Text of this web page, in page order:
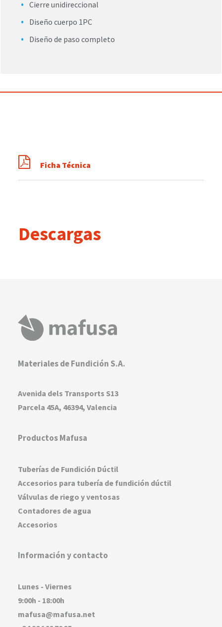
Cierre unidireccional
Diseño cuerpo 1PC
Diseño de paso completo
Descargas
Ficha Técnica
Materiales de Fundición S.A.
Avenida dels Transports S13
Parcela 45A, 46394, Valencia
Productos Mafusa
Tuberías de Fundición Dúctil
Accesorios para tubería de fundición dúctil
Válvulas de riego y ventosas
Contadores de agua
Accesorios
Información y contacto
Lunes - Viernes
9:00h - 18:00h
mafusa@mafusa.net